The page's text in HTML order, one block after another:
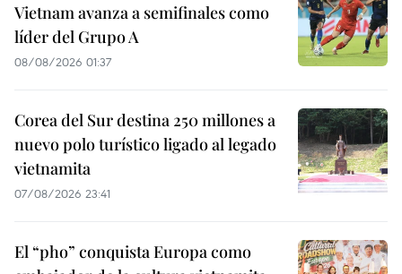
Vietnam avanza a semifinales como
líder del Grupo A
08/08/2026 01:37
Corea del Sur destina 250 millones a
nuevo polo turístico ligado al legado
vietnamita
07/08/2026 23:41
El “pho” conquista Europa como